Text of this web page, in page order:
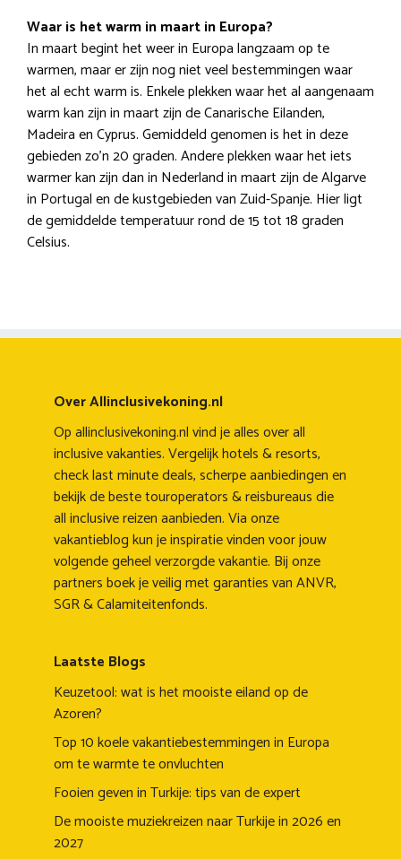
Waar is het warm in maart in Europa?
In maart begint het weer in Europa langzaam op te
warmen, maar er zijn nog niet veel bestemmingen waar
het al echt warm is. Enkele plekken waar het al aangenaam
warm kan zijn in maart zijn de Canarische Eilanden,
Madeira en Cyprus. Gemiddeld genomen is het in deze
gebieden zo’n 20 graden. Andere plekken waar het iets
warmer kan zijn dan in Nederland in maart zijn de Algarve
in Portugal en de kustgebieden van Zuid-Spanje. Hier ligt
de gemiddelde temperatuur rond de 15 tot 18 graden
Celsius.
Over Allinclusivekoning.nl
Op allinclusivekoning.nl vind je alles over all
inclusive vakanties. Vergelijk hotels & resorts,
check last minute deals, scherpe aanbiedingen en
bekijk de beste touroperators & reisbureaus die
all inclusive reizen aanbieden. Via onze
vakantieblog kun je inspiratie vinden voor jouw
volgende geheel verzorgde vakantie. Bij onze
partners boek je veilig met garanties van ANVR,
SGR & Calamiteitenfonds.
Laatste Blogs
Keuzetool: wat is het mooiste eiland op de
Azoren?
Top 10 koele vakantiebestemmingen in Europa
om te warmte te onvluchten
Fooien geven in Turkije: tips van de expert
De mooiste muziekreizen naar Turkije in 2026 en
2027